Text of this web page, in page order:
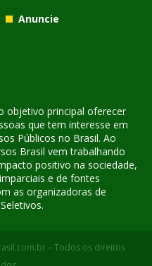
Anuncie
objetivo principal oferecer
que tem interesse em
Públicos no Brasil. Ao
Brasil vem trabalhando
positivo na sociedade,
e de fontes
as organizadoras de
– Todos os direitos